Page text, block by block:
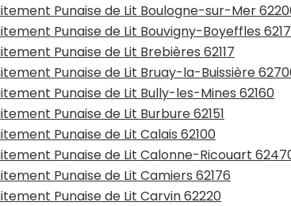
Punaise de Lit Boulogne-sur-Mer
Punaise de Lit Bouvigny-Boyeffles
Punaise de Lit Brebières 62117
Punaise de Lit Bruay-la-Buissière
Punaise de Lit Bully-les-Mines 62160
Punaise de Lit Burbure 62151
Punaise de Lit Calais 62100
Punaise de Lit Calonne-Ricouart
Punaise de Lit Camiers 62176
Punaise de Lit Carvin 62220